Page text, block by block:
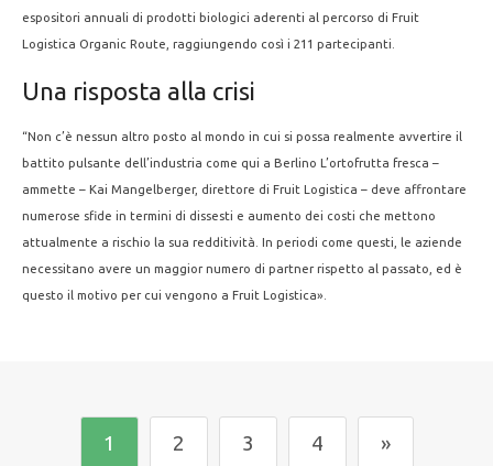
espositori annuali di prodotti biologici aderenti al percorso di Fruit
Logistica Organic Route, raggiungendo così i 211 partecipanti.
Una risposta alla crisi
“Non c’è nessun altro posto al mondo in cui si possa realmente avvertire il
battito pulsante dell’industria come qui a Berlino L’ortofrutta fresca –
ammette – Kai Mangelberger, direttore di Fruit Logistica – deve affrontare
numerose sfide in termini di dissesti e aumento dei costi che mettono
attualmente a rischio la sua redditività. In periodi come questi, le aziende
necessitano avere un maggior numero di partner rispetto al passato, ed è
questo il motivo per cui vengono a Fruit Logistica».
1 2 3 4 »